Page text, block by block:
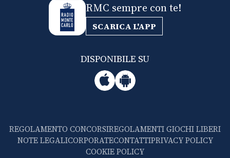
RMC sempre con te!
SCARICA L'APP
DISPONIBILE SU
REGOLAMENTO CONCORSIREGOLAMENTI GIOCHI LIBERI
NOTE LEGALICORPORATECONTATTIPRIVACY POLICY
COOKIE POLICY